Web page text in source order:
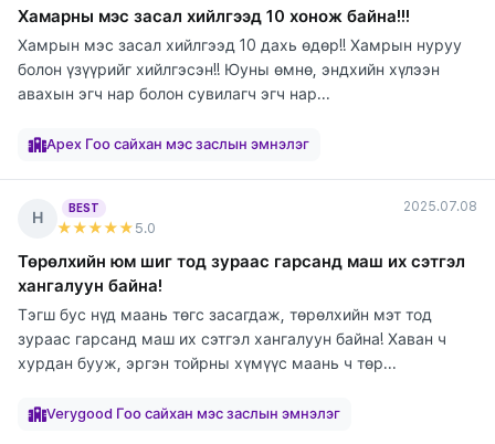
Хамарны мэс засал хийлгээд 10 хонож байна!!!
Хамрын мэс засал хийлгээд 10 дахь өдөр!! Хамрын нуруу
болон үзүүрийг хийлгэсэн!! Юуны өмнө, эндхийн хүлээн
авахын эгч нар болон сувилагч эгч нар...
Apex Гоо сайхан мэс заслын эмнэлэг
Н
BEST
★★★★★ 5.0
2025.07.08
Төрөлхийн юм шиг тод зураас гарсанд маш их сэтгэл
хангалуун байна!
Тэгш бус нүд маань төгс засагдаж, төрөлхийн мэт тод
зураас гарсанд маш их сэтгэл хангалуун байна! Хаван ч
хурдан бууж, эргэн тойрны хүмүүс маань ч төр...
Verygood Гоо сайхан мэс заслын эмнэлэг